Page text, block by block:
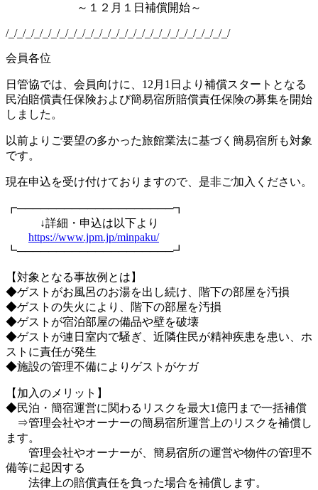
～１２月１日補償開始～
/_/_/_/_/_/_/_/_/_/_/_/_/_/_/_/_/_/_/_/_/_/_/_/_/_/_/
会員各位
日管協では、会員向けに、12月1日より補償スタートとなる
民泊賠償責任保険および簡易宿所賠償責任保険の募集を開始
しました。
以前よりご要望の多かった旅館業法に基づく簡易宿所も対象
です。
現在申込を受け付けておりますので、是非ご加入ください。
┏────────────────────┓
↓詳細・申込は以下より
https://www.jpm.jp/minpaku/
┗────────────────────┛
【対象となる事故例とは】
◆ゲストがお風呂のお湯を出し続け、階下の部屋を汚損
◆ゲストの失火により、階下の部屋を汚損
◆ゲストが宿泊部屋の備品や壁を破壊
◆ゲストが連日室内で騒ぎ、近隣住民が精神疾患を患い、ホ
ストに責任が発生
◆施設の管理不備によりゲストがケガ
【加入のメリット】
◆民泊・簡宿運営に関わるリスクを最大1億円まで一括補償
⇒管理会社やオーナーの簡易宿所運営上のリスクを補償し
ます。
管理会社やオーナーが、簡易宿所の運営や物件の管理不
備等に起因する
法律上の賠償責任を負った場合を補償します。